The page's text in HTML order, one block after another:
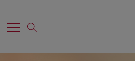
Suche
Menü